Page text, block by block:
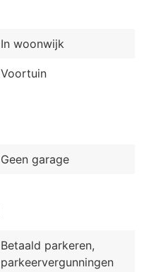
In woonwijk
Voortuin
Geen garage
Betaald parkeren,
parkeervergunningen